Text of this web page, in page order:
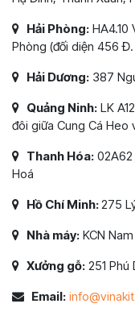
Hải Phòng: HA4.10
Phòng (đối diện 456
Hải Dương: 387
Quảng Ninh: LK
đôi giữa Cung Cá Heo
Thanh Hóa: 02A62
Hoá
Hồ Chí Minh:275
Nhà máy: KCN
Xưởng gỗ: 251
Email: